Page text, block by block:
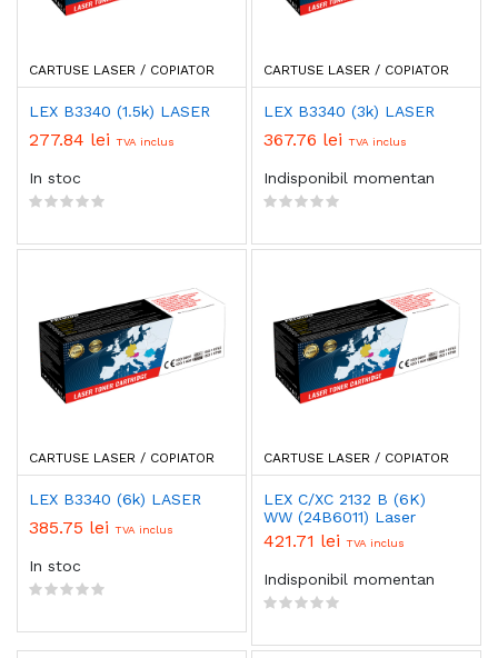
CARTUSE LASER / COPIATOR
LEX B3340 (1.5k) LASER
277.84 lei TVA inclus
In stoc
CARTUSE LASER / COPIATOR
LEX B3340 (3k) LASER
367.76 lei TVA inclus
Indisponibil momentan
CARTUSE LASER / COPIATOR
LEX B3340 (6k) LASER
385.75 lei TVA inclus
In stoc
CARTUSE LASER / COPIATOR
LEX C/XC 2132 B (6K)
WW (24B6011) Laser
421.71 lei TVA inclus
Indisponibil momentan